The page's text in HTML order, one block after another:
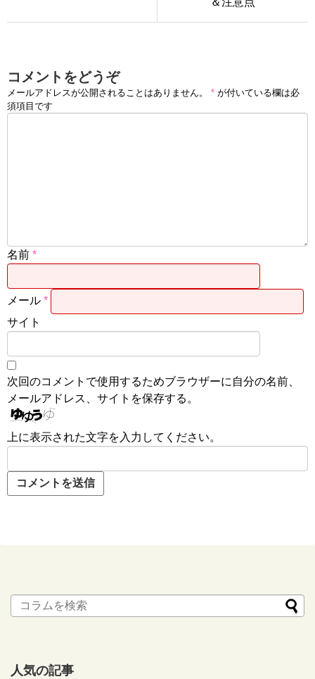
コメントをどうぞ
メールアドレスが公開されることはありません。 * が付いている欄は必
須項目です
名前 *
メール *
サイト
次回のコメントで使用するためブラウザーに自分の名前、
メールアドレス、サイトを保存する。
上に表示された文字を入力してください。
人気の記事